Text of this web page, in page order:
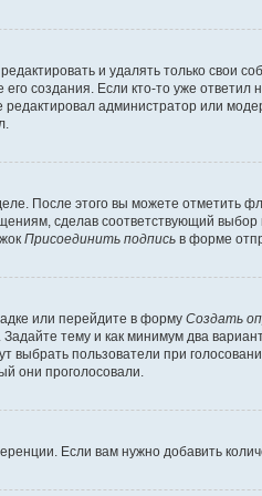
и удалять только свои
создания. Если кто-то уже
администратор или
После этого вы можете отметить
сделав соответствующий
Присоединить подпись в форме
или перейдите в форму Создать
тему и как минимум два
выбрать пользователи при
они проголосовали.
Если вам нужно добавить